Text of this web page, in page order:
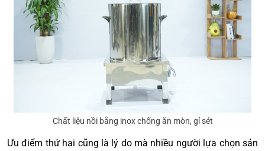
Chất liệu nồi bằng inox chống ăn mòn, gỉ sét
Ưu điểm thứ hai cũng là lý do mà nhiều người lựa chọn sản